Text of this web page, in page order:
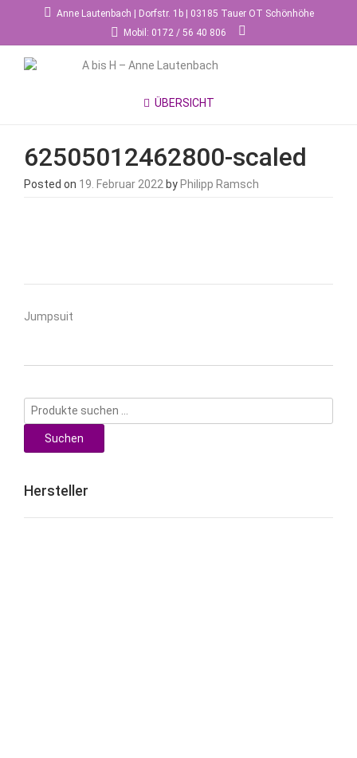
Anne Lautenbach | Dorfstr. 1b | 03185 Tauer OT Schönhöhe
Mobil: 0172 / 56 40 806
ÜBERSICHT
62505012462800-scaled
Posted on 19. Februar 2022 by Philipp Ramsch
Beitragsnavigation
Jumpsuit
Suchen
nach:
Suchen
Hersteller